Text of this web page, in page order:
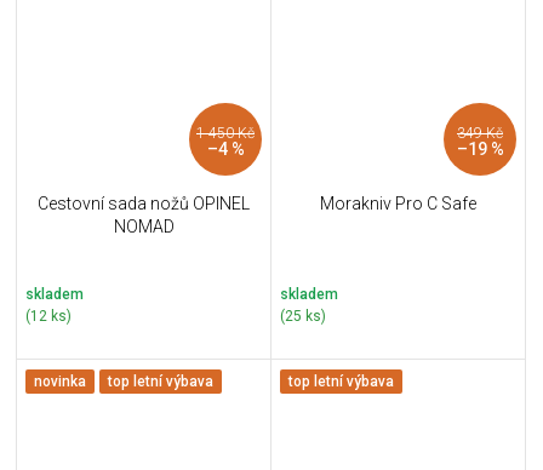
1 450 Kč
–4 %
Cestovní sada nožů OPINEL
NOMAD
skladem
(12 ks)
349 Kč
–19 %
Morakniv Pro C Safe
skladem
(25 ks)
novinka top letní výbava top letní výbava